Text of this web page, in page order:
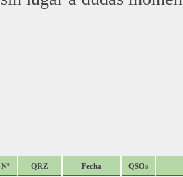
Nº QRZ Fecha QSOs